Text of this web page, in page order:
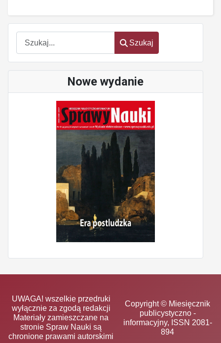
Szukaj
Szukaj
Nowe wydanie
UWAGA! wszelkie przedruki
wyłącznie za zgodą redakcji
Materiały zamieszczane na
stronie Spraw Nauki są
chronione prawami autorskimi
Copyright © Miesięcznik
publicystyczno -
informacyjny, ISSN 2081-
894